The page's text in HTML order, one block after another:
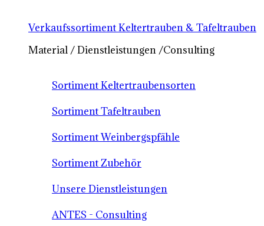
Verkaufssortiment Keltertrauben & Tafeltrauben
Material / Dienstleistungen /Consulting
Sortiment Keltertraubensorten
Sortiment Tafeltrauben
Sortiment Weinbergspfähle
Sortiment Zubehör
Unsere Dienstleistungen
ANTES - Consulting